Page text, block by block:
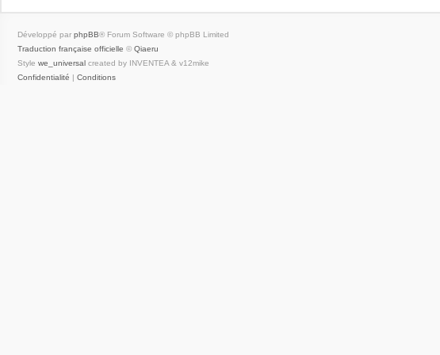
Développé par phpBB® Forum Software © phpBB Limited
Traduction française officielle © Qiaeru
Style we_universal created by INVENTEA & v12mike
Confidentialité | Conditions